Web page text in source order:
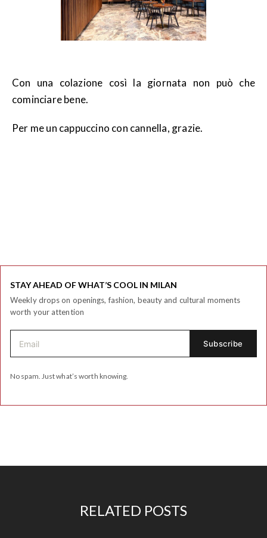
Con una colazione così la giornata non può che
cominciare bene.
Per me un cappuccino con cannella, grazie.
STAY AHEAD OF WHAT’S COOL IN MILAN
Weekly drops on openings, fashion, beauty and cultural moments
worth your attention
No spam. Just what’s worth knowing.
RELATED POSTS